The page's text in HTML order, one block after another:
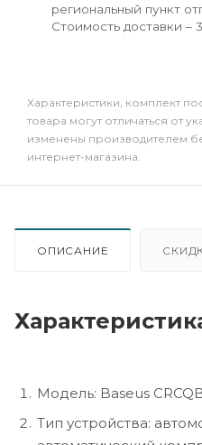
региональный пункт
Стоимость доставки –
Xарактеристики, комплект
товара могут отличаться от
изменены производителем
интернет-магазина.
ОПИСАНИЕ
Модель: Baseus
Тип устройства: